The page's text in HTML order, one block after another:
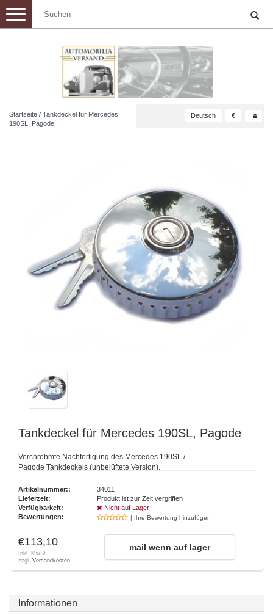
Toggle
navigation
Startseite / Tankdeckel für Mercedes
190SL, Pagode
Deutsch €
Tankdeckel für Mercedes 190SL, Pagode
Verchrohmte Nachfertigung des Mercedes 190SL /
Pagode Tankdeckels (unbelüftete Version).
Artikelnummer::
34011
Lieferzeit:
Produkt ist zur Zeit vergriffen
Verfügbarkeit:
Nicht auf Lager
Bewertungen:
| Ihre Bewertung hinzufügen
€113,10
Inkl. MwSt.
zzgl. Versandkosten
mail wenn auf lager
Informationen